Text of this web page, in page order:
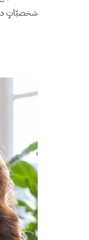
شخصيّاتٍ